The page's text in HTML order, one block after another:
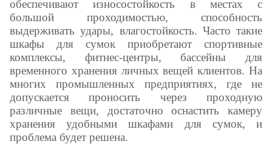
обеспечивают износостойкость в местах с
большой проходимостью, способность
выдерживать удары, влагостойкость. Часто такие
шкафы для сумок приобретают спортивные
комплексы, фитнес-центры, бассейны для
временного хранения личных вещей клиентов. На
многих промышленных предприятиях, где не
допускается проносить через проходную
различные вещи, достаточно оснастить камеру
хранения удобными шкафами для сумок, и
проблема будет решена.